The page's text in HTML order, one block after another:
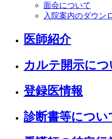
面会について
入院案内のダウン
医師紹介
カルテ開示につ
登録医情報
診断書等につい